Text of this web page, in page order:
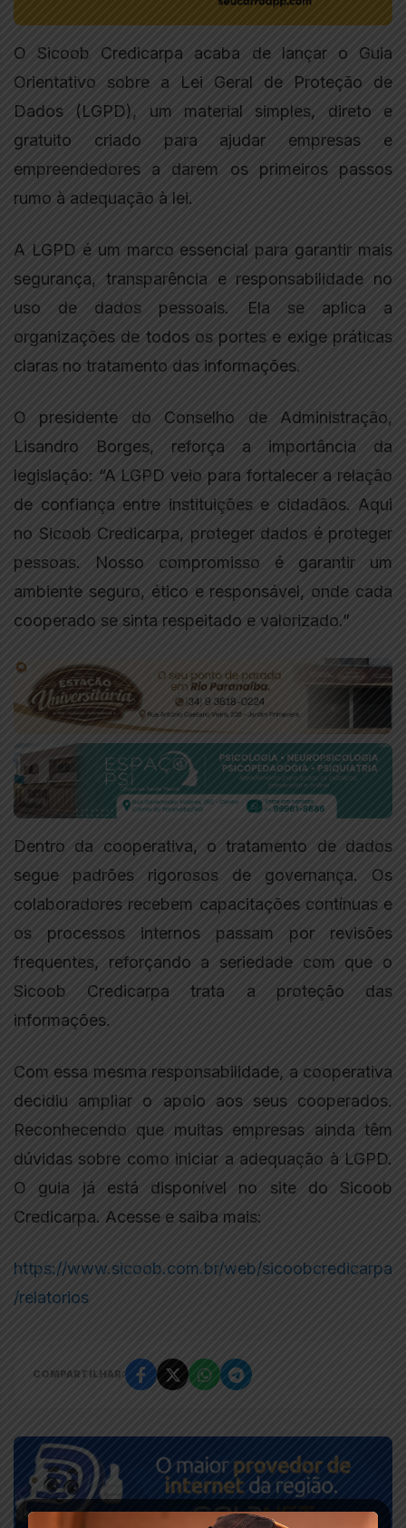
O Sicoob Credicarpa acaba de lançar o Guia
Orientativo sobre a Lei Geral de Proteção de
Dados (LGPD), um material simples, direto e
gratuito criado para ajudar empresas e
empreendedores a darem os primeiros passos
rumo à adequação à lei.
A LGPD é um marco essencial para garantir mais
segurança, transparência e responsabilidade no
uso de dados pessoais. Ela se aplica a
organizações de todos os portes e exige práticas
claras no tratamento das informações.
O presidente do Conselho de Administração,
Lisandro Borges, reforça a importância da
legislação: “A LGPD veio para fortalecer a relação
de confiança entre instituições e cidadãos. Aqui
no Sicoob Credicarpa, proteger dados é proteger
pessoas. Nosso compromisso é garantir um
ambiente seguro, ético e responsável, onde cada
cooperado se sinta respeitado e valorizado.”
Dentro da cooperativa, o tratamento de dados
segue padrões rigorosos de governança. Os
colaboradores recebem capacitações contínuas e
os processos internos passam por revisões
frequentes, reforçando a seriedade com que o
Sicoob Credicarpa trata a proteção das
informações.
Com essa mesma responsabilidade, a cooperativa
decidiu ampliar o apoio aos seus cooperados.
Reconhecendo que muitas empresas ainda têm
dúvidas sobre como iniciar a adequação à LGPD.
O guia já está disponível no site do Sicoob
Credicarpa. Acesse e saiba mais:
https://www.sicoob.com.br/web/sicoobcredicarpa
/relatorios
COMPARTILHAR: